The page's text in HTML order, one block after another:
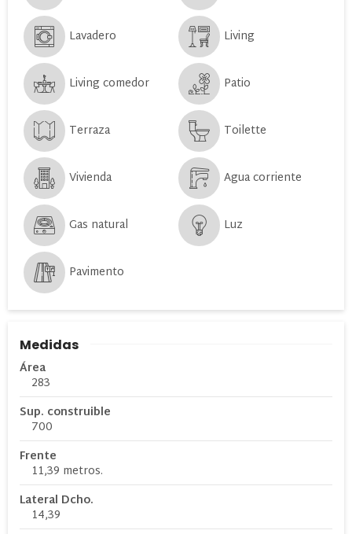
Lavadero Living
Living comedor Patio
Terraza Toilette
Vivienda Agua corriente
Gas natural Luz
Pavimento
Medidas
Área
283
Sup. construible
700
Frente
11,39 metros.
Lateral Dcho.
14,39